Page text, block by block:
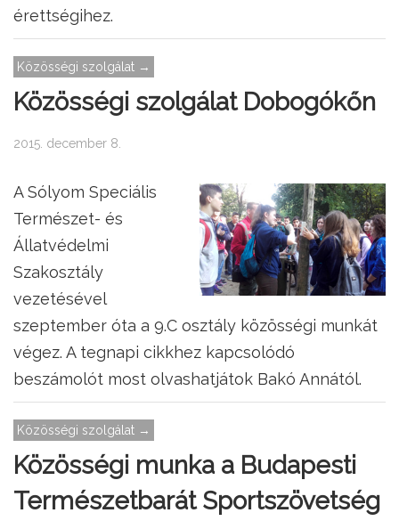
érettségihez.
Közösségi szolgálat →
Közösségi szolgálat Dobogókőn
2015. december 8.
A Sólyom Speciális
Természet- és
Állatvédelmi
Szakosztály
vezetésével
szeptember óta a 9.C osztály közösségi munkát
végez. A tegnapi cikkhez kapcsolódó
beszámolót most olvashatjátok Bakó Annától.
Közösségi szolgálat →
Közösségi munka a Budapesti
Természetbarát Sportszövetség